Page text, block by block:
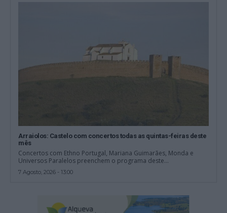
Arraiolos: Castelo com concertos todas as quintas-feiras deste
mês
Concertos com Ethno Portugal, Mariana Guimarães, Monda e
Universos Paralelos preenchem o programa deste...
7 Agosto, 2026 - 13:00